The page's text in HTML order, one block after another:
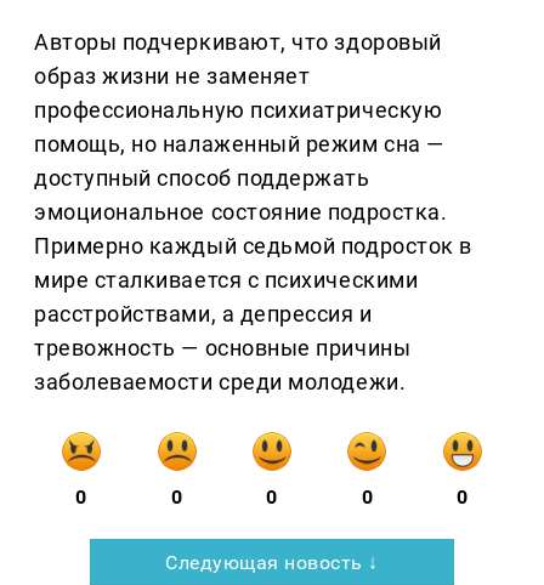
Авторы подчеркивают, что здоровый
образ жизни не заменяет
профессиональную психиатрическую
помощь, но налаженный режим сна —
доступный способ поддержать
эмоциональное состояние подростка.
Примерно каждый седьмой подросток в
мире сталкивается с психическими
расстройствами, а депрессия и
тревожность — основные причины
заболеваемости среди молодежи.
0 0 0 0 0
Следующая новость ↓